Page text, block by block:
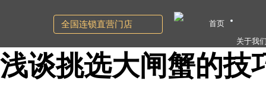
浅谈挑选大闸蟹的技
全国连锁直营门店
首页
关于我